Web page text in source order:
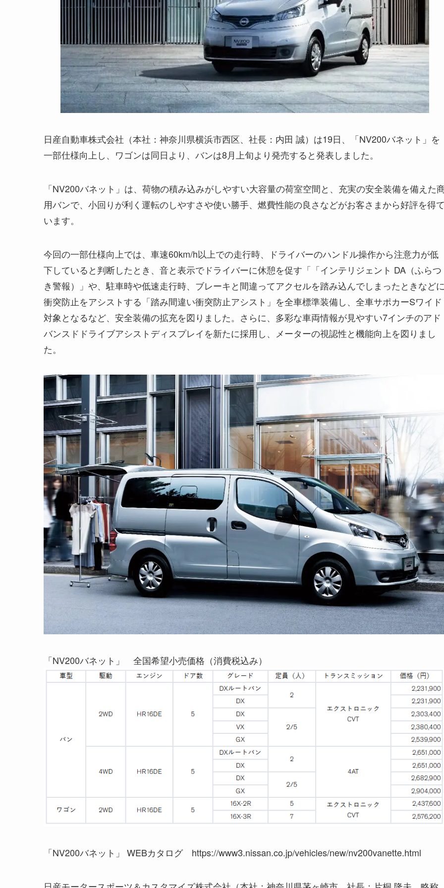
日産自動車株式会社（本社：神奈川県横浜市西区、社長：内田 誠）は19日、「NV200バネット」を
一部仕様向上し、ワゴンは同日より、バンは8月上旬より発売すると発表しました。
「NV200バネット」は、荷物の積み込みがしやすい大容量の荷室空間と、充実の安全装備を備えた
用バンで、小回りが利く運転のしやすさや使い勝手、燃費性能の良さなどがお客さまから好評を得
います。
今回の一部仕様向上では、車速60km/h以上での走行時、ドライバーのハンドル操作から注意力が低
下していると判断したとき、音と表示でドライバーに休憩を促す「「インテリジェント DA（ふらつ
き警報）」や、駐車時や低速走行時、ブレーキと間違ってアクセルを踏み込んでしまったときなど
衝突防止をアシストする「踏み間違い衝突防止アシスト」を全車標準装備し、全車サポカーSワイド
対象となるなど、安全装備の拡充を図りました。さらに、多彩な車両情報が見やすい7インチのアド
バンスドドライブアシストディスプレイを新たに採用し、メーターの視認性と機能向上を図りまし
た。
「NV200バネット」 全国希望小売価格（消費税込み）
「NV200バネット」 WEBカタログ https://www3.nissan.co.jp/vehicles/new/nv200vanette.html